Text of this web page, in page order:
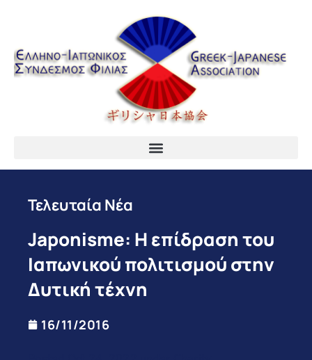
Τελευταία Νέα
Japonisme: Η επίδραση του
Ιαπωνικού πολιτισμού στην
Δυτική τέχνη
16/11/2016